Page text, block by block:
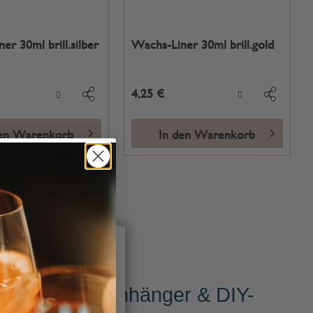
30ml brill.silber
Warenkorb
Wachs-Liner 30ml brill.gold
4,25 €
In den Warenkorb
Kerzen, Anhänger & DIY-
und stets gesetzt
dienen
nur mit Ihrer